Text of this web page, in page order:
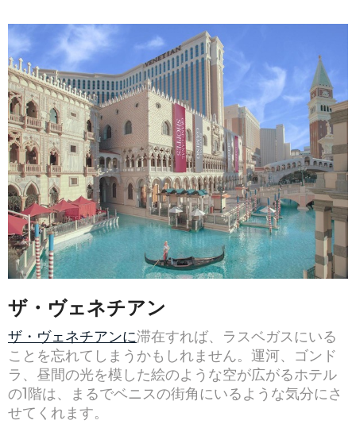
ザ・ヴェネチアン
ザ・ヴェネチアンに滞在すれば、ラスベガスにいる
ことを忘れてしまうかもしれません。運河、ゴンド
ラ、昼間の光を模した絵のような空が広がるホテル
の1階は、まるでベニスの街角にいるような気分にさ
せてくれます。